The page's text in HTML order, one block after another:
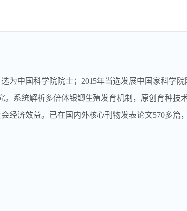
为中国科学院院士；2015年当选发展中国家科学院
系统解析多倍体银鲫生殖发育机制，原创育种技
经济效益。已在国内外核心刊物发表论文570多篇